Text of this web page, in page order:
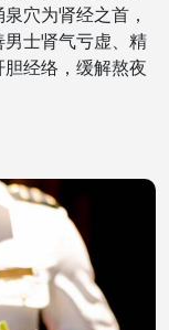
穴为肾经之首，
士肾气亏虚、精
经络，缓解熬夜